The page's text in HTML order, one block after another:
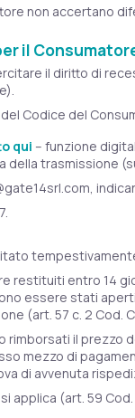
non accertano
il
il diritto di
Codice del
qui – funzione
della trasmissione
restituiti entro 14
essere stati
(art. 57 c. 2 Cod.
rimborsati il prezzo
mezzo di
di avvenuta
applica (art. 59